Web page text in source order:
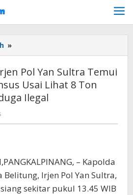
»
Babel
Pol
Yan
Sultra
Temui
Dit
Lihat
Ton
Balok
Pol Yan Sultra Temui
Usai Lihat 8 Ton
Ilegal
– Kapolda
Belitung, Irjen Pol Yan Sultra,
sekitar pukul 13.45 WIB